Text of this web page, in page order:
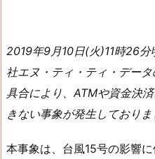
2019年9月10日(火)11時26
社エヌ・ティ・ティ・デー
具合により、ATMや資金決
きない事象が発生しておりま
本事象は、台風15号の影響